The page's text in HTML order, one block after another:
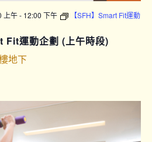
上午- 12:00 下午
【SFH】Smart Fit運動
Fit運動企劃 (上午時段)
地下